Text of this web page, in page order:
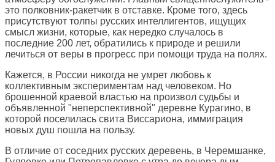
это полковник-ракетчик в отставке. Кроме того, здесь
присутствуют толпы русских интеллигентов, ищущих
смысл жизни, которые, как нередко случалось в
последние 200 лет, обратились к природе и решили
лечиться от веры в прогресс при помощи труда на полях.
Кажется, в России никогда не умрет любовь к
коллективным экспериментам над человеком. Но
брошенной краевой властью на произвол судьбы и
объявленной "неперспективной" деревне Курагино, в
которой поселилась свита Виссариона, иммиграция
новых душ пошла на пользу.
В отличие от соседних русских деревень, в Черемшанке,